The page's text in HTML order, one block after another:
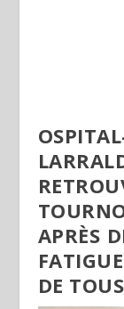
APRÈS
DE